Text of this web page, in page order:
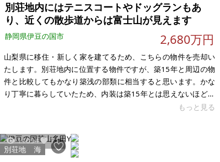
別荘地内にはテニスコートやドッグランもあ
り、近くの散歩道からは富士山が見えます
静岡県伊豆の国市 2,680万円
山梨県に移住・新しく家を建てるため、こちらの物件を売却い
たします。別荘地内に位置する物件ですが、築15年と周辺の物
件と比較してもかなり築浅の部類に相当すると思います。かな
り丁寧に暮らしていたため、内装は築15年とは思えないほど非
能であれば今年中にお渡しできればと考えています。別荘地の
ため非常に静かな環境です。 現在居住中のため、逐次清掃等し
もっと見る
11094
71
別荘地
海